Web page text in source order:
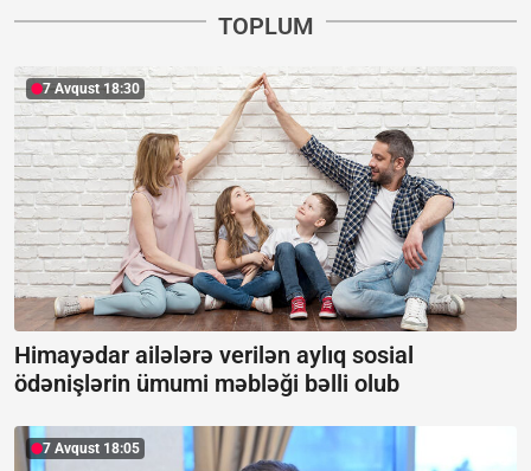
TOPLUM
7 Avqust 18:30
Himayədar ailələrə verilən aylıq sosial
ödənişlərin ümumi məbləği bəlli olub
7 Avqust 18:05